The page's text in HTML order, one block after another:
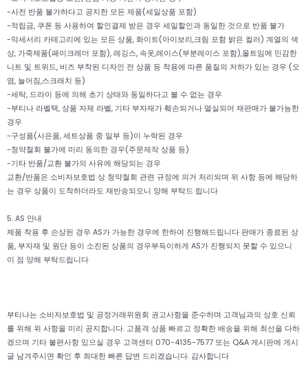
-사전 반품 불가하다고 공지한 모든 제품(세일상품 포함)
-적립금, 쿠폰 등 사용하여 할인결제 받은 경우 세일할인과 동일한 것으로 반품 불가
-악세서리 카테고리에 있는 모든 상품, 화이트(아이보리,크림 포함 밝은 컬러) 계열의 색
상, 가죽제품(페이크레더 포함), 레깅스, 속옷,레이스(부분레이스 포함),올트임에 민감한
니트 및 트위드, 비즈 부착된 디자인 전 상품 등 착용에 따른 품질의 저하가 있는 경우 (오
염, 늘어짐,스크래치 등)
-세탁, 드라이 등에 의해 초기 상태와 동일하다고 볼 수 없는 경우
-부티나 라벨택, 상품 자체 라벨, 기타 부자재가 훼손되거나 멸실되어 재판매가 불가능한
경우
-구성품(사은품, 세트상품 중 일부 등)이 누락된 경우
-청약철회 불가에 미리 동의한 경우(주문제작 상품 등)
-기타 반품/교환 불가의 사유에 해당되는 경우
교환/반품은 소비자보호법 상 청약철회 관련 규정에 의거 처리되며 위 사항 등에 해당하
는 경우 상품이 도착하더라도 재반송되오니 양해 부탁드 립니다
5. AS 안내
제품 착용 후 손상된 경우 AS가 가능한 경우에 한하여 진행해드립니다 판매가 종료된 상
품, 부자재 및 원단 등이 소진된 상품의 경우부득이하게 AS가 진행되지 못할 수 있으니
이 점 양해 부탁드립니다
부티나는 소비자보호법 및 공정거래위원회 권고사항을 준수하며 고객님과의 상호 신뢰
를 위해 위 사항을 미리 공지합니다. 고품격 상품 빠르고 정확한 배송을 위해 최선을 다하
겠으며 기타 불편사항 있으실 경우 고객센터 070-4135-7577 또는 Q&A 게시판에 게시
글 남겨주시면 확인 후 최대한 빠른 답변 드리겠습니다. 감사합니다